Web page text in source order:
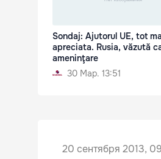
Sondaj: Ajutorul UE, tot
apreciata. Rusia, văzută
ameninţare
30 Мар. 13:51
20 сентября 2013,